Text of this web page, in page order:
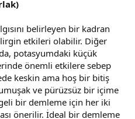
belirleyen bir kadran
etkileri olabilir. Diğer
potasyumdaki küçük
önemli etkilere sebep
keskin ama hoş bir bitiş
ve pürüzsüz bir içime
bir demleme için her iki
önerilir. İdeal bir demleme